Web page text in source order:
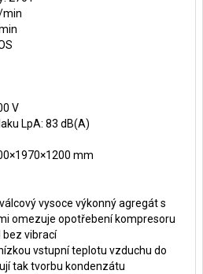
min
V
LpA: 83 dB(A)
mm
vysoce výkonný agregát s
omezuje opotřebení kompresoru
bez vibrací
vstupní teplotu vzduchu do
tak tvorbu kondenzátu